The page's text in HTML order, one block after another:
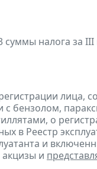
суммы налога за III
бензолом,
о
в Реестр
и
и